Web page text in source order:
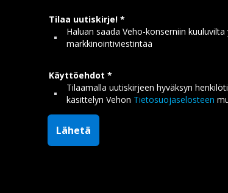
Tilaa uutiskirje!
Haluan saada Veho-konserniin
markkinointiviestintää
Käyttöehdot
Tilaamalla uutiskirjeen hyväksyn
käsittelyn Vehon Tietosuojaselosteen
Lähetä